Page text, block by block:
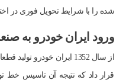
شده را با شرایط تحویل فوری در
ورود ایران خودرو به
از سال 1352 ایران خودرو
قرار داد که نتیجه آن تاسیس خط